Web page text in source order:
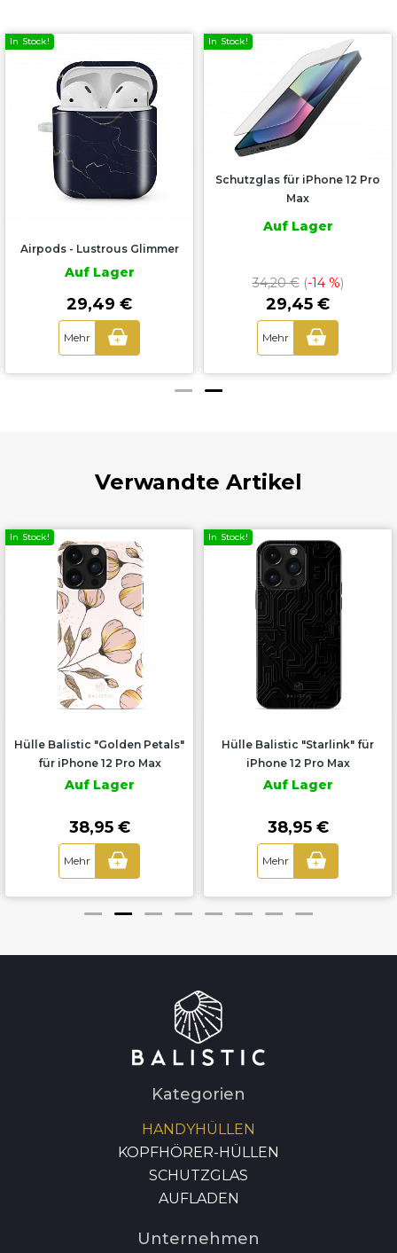
In Stock!
Airpods - Lustrous Glimmer
Auf Lager
29,49 €
Mehr +
In Stock!
Schutzglas für iPhone 12 Pro
Max
Auf Lager
34,20 €(-14 %)
29,45 €
Mehr +
Verwandte Artikel
In Stock!
Hülle Balistic "Golden Petals"
für iPhone 12 Pro Max
Auf Lager
38,95 €
Mehr +
In Stock!
Hülle Balistic "Starlink" für
iPhone 12 Pro Max
Auf Lager
38,95 €
Mehr +
Kategorien
HANDYHÜLLEN
KOPFHÖRER-HÜLLEN
SCHUTZGLAS
AUFLADEN
Unternehmen